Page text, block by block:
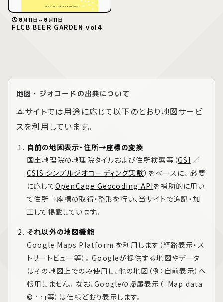
8月11日～8月11日
FLCB BEER GARDEN vol4
地図・ジオコードの出典について
本サイトでは用途に応じて以下のとおり地図サービ
スを利用しています。
自前の地図表示・住所→座標の変換
国土地理院の地理院タイルおよび住所検索等（GSI ／
CSIS シンプルジオコーディング実験）をベースに、 必要
に応じてOpenCage Geocoding APIを補助的に用い
て住所→座標の取得・整形を行い、当サイトで追記・加
工して掲載しています。
それ以外の地図機能
Google Maps Platform を利用します（経路表示・ス
トリートビュー等）。 Googleが提供する地図やデータ
はその地図上でのみ使用し、他の地図（例：自前表示）へ
転用しません。 なお、Googleの帰属表示（「Map data
© …」等）は仕様どおり表示します。